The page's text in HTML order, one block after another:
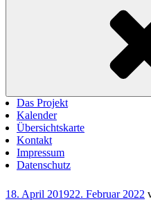
Das Projekt
Kalender
Übersichtskarte
Kontakt
Impressum
Datenschutz
Veröffentlicht
18. April 201922. Februar 2022